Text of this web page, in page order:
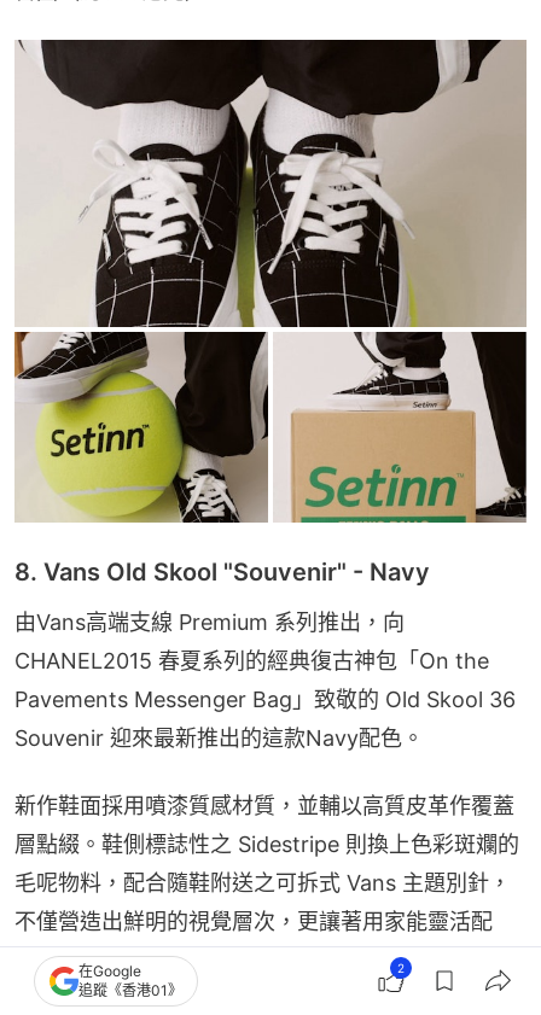
8. Vans Old Skool "Souvenir" - Navy
由Vans高端支線 Premium 系列推出，向
CHANEL2015 春夏系列的經典復古神包「On the
Pavements Messenger Bag」致敬的 Old Skool 36
Souvenir 迎來最新推出的這款Navy配色。
新作鞋面採用噴漆質感材質，並輔以高質皮革作覆蓋
層點綴。鞋側標誌性之 Sidestripe 則換上色彩斑斕的
毛呢物料，配合隨鞋附送之可拆式 Vans 主題別針，
不僅營造出鮮明的視覺層次，更讓著用家能靈活配
搭，盡顯個人風格。
在Google
追蹤《香港01》
2